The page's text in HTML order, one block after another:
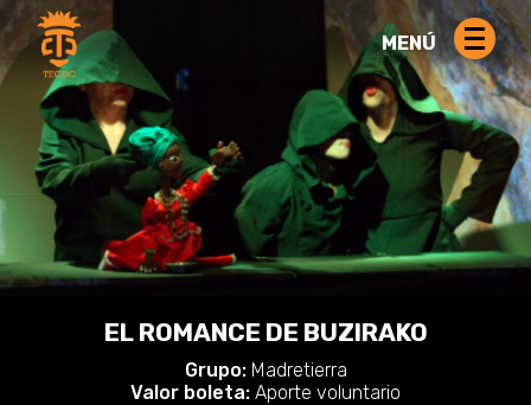
MENÚ
EL ROMANCE DE BUZIRAKO
Grupo: Madretierra
Valor boleta: Aporte voluntario